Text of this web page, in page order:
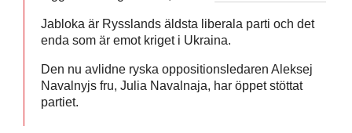
Jabloka är Rysslands äldsta liberala parti och det
enda som är emot kriget i Ukraina.
Den nu avlidne ryska oppositionsledaren Aleksej
Navalnyjs fru, Julia Navalnaja, har öppet stöttat
partiet.